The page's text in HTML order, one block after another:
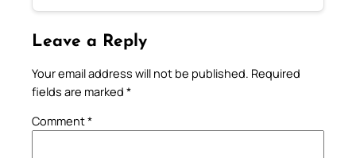
Leave a Reply
Your email address will not be published. Required
fields are marked *
Comment*